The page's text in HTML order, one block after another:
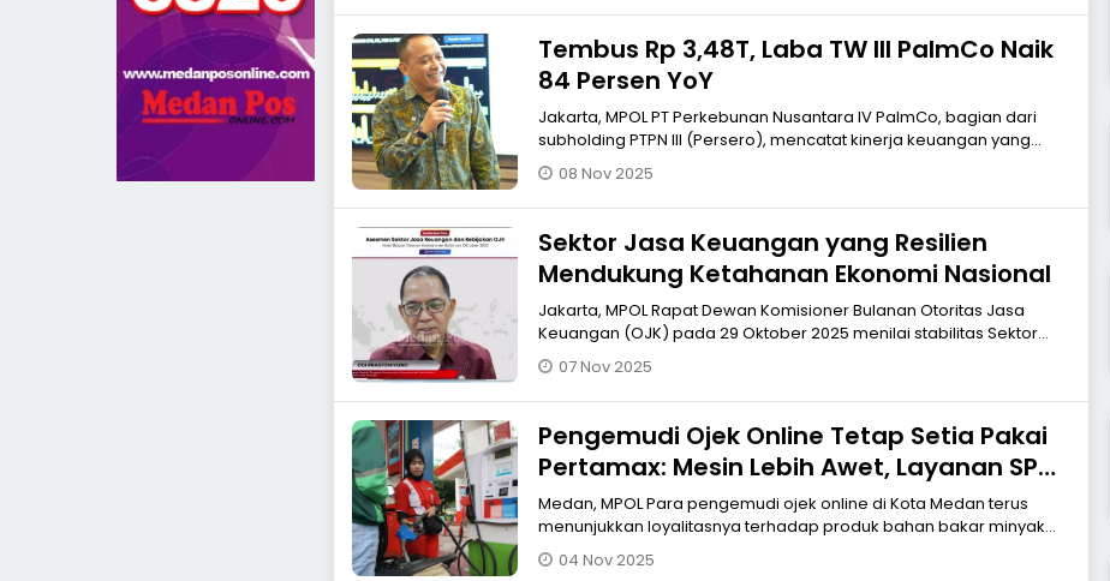
Tembus Rp 3,48T, Laba TW III PalmCo Naik
84 Persen YoY
Jakarta, MPOL PT Perkebunan Nusantara IV PalmCo, bagian dari
subholding PTPN III (Persero), mencatat kinerja keuangan yang
solid hingga kua
08 Nov 2025
Sektor Jasa Keuangan yang Resilien
Mendukung Ketahanan Ekonomi Nasional
Jakarta, MPOL Rapat Dewan Komisioner Bulanan Otoritas Jasa
Keuangan (OJK) pada 29 Oktober 2025 menilai stabilitas Sektor
Jasa Keuangan (SJ
07 Nov 2025
Pengemudi Ojek Online Tetap Setia Pakai
Pertamax: Mesin Lebih Awet, Layanan SPBU
Pertamina Kian Nyaman
Medan, MPOL Para pengemudi ojek online di Kota Medan terus
menunjukkan loyalitasnya terhadap produk bahan bakar minyak
(BBM) berkualitas da
04 Nov 2025